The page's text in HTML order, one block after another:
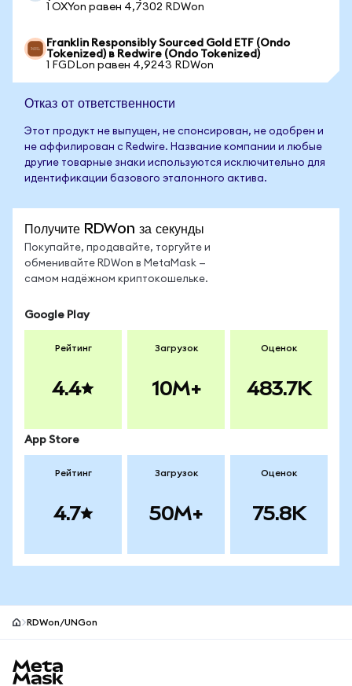
1 OXYon равен 4,7302 RDWon
Franklin Responsibly Sourced Gold ETF (Ondo
Tokenized) в Redwire (Ondo Tokenized)
1 FGDLon равен 4,9243 RDWon
Отказ от ответственности
Этот продукт не выпущен, не спонсирован, не одобрен и
не аффилирован с Redwire. Название компании и любые
другие товарные знаки используются исключительно для
идентификации базового эталонного актива.
Получите RDWon за секунды
Покупайте, продавайте, торгуйте и
обменивайте RDWon в MetaMask —
самом надёжном криптокошельке.
Google Play
Рейтинг
4.4
Загрузок
10M+
Оценок
483.7K
App Store
Рейтинг
4.7
Загрузок
50M+
Оценок
75.8K
RDWon/UNGon